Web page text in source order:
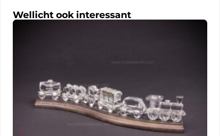
Wellicht ook interessant